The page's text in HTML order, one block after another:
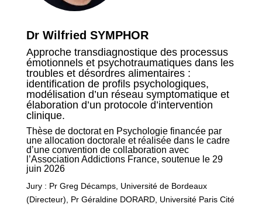
Dr Wilfried SYMPHOR
Approche transdiagnostique des processus
émotionnels et psychotraumatiques dans les
troubles et désordres alimentaires :
identification de profils psychologiques,
modélisation d’un réseau symptomatique et
élaboration d’un protocole d’intervention
clinique.
Thèse de doctorat en Psychologie financée par
une allocation doctorale et réalisée dans le cadre
d’une convention de collaboration avec
l’Association Addictions France, soutenue le 29
juin 2026
Jury : Pr Greg Décamps, Université de Bordeaux
(Directeur), Pr Géraldine DORARD, Université Paris Cité